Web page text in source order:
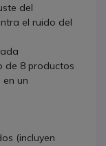
del
el ruido del
de 8 productos
un
(incluyen